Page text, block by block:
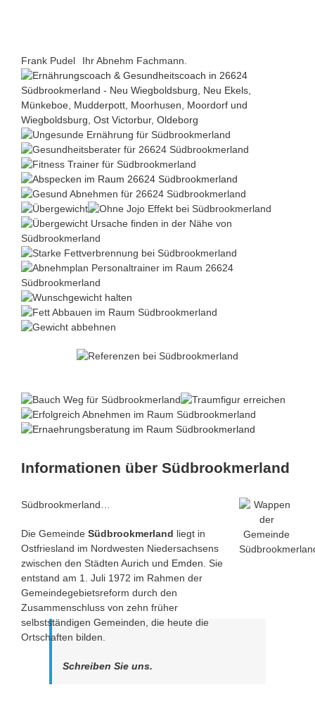
Frank Pudel Ihr Abnehm Fachmann.
Informationen über Südbrookmerland
Südbrookmerland…
Die Gemeinde Südbrookmerland liegt in
Ostfriesland im Nordwesten Niedersachsens
zwischen den Städten Aurich und Emden. Sie
entstand am 1. Juli 1972 im Rahmen der
Gemeindegebietsreform durch den
Zusammenschluss von zehn früher
selbstständigen Gemeinden, die heute die
Ortschaften bilden.
Schreiben Sie uns.